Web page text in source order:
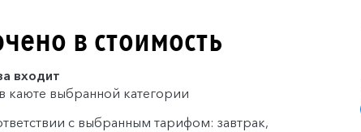
в стоимость
входит
каюте выбранной категории
с выбранным тарифом: завтрак,